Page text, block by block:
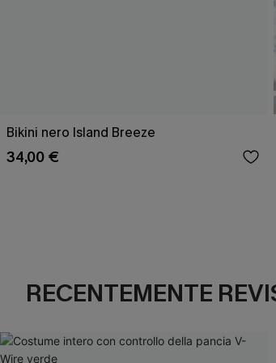
Bikini nero Island Breeze
34,00 €
RECENTEMENTE